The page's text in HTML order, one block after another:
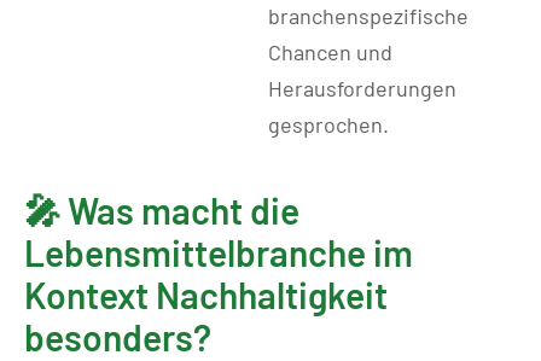
branchenspezifische
Chancen und
Herausforderungen
gesprochen.
🎤 Was macht die
Lebensmittelbranche im
Kontext Nachhaltigkeit
besonders?